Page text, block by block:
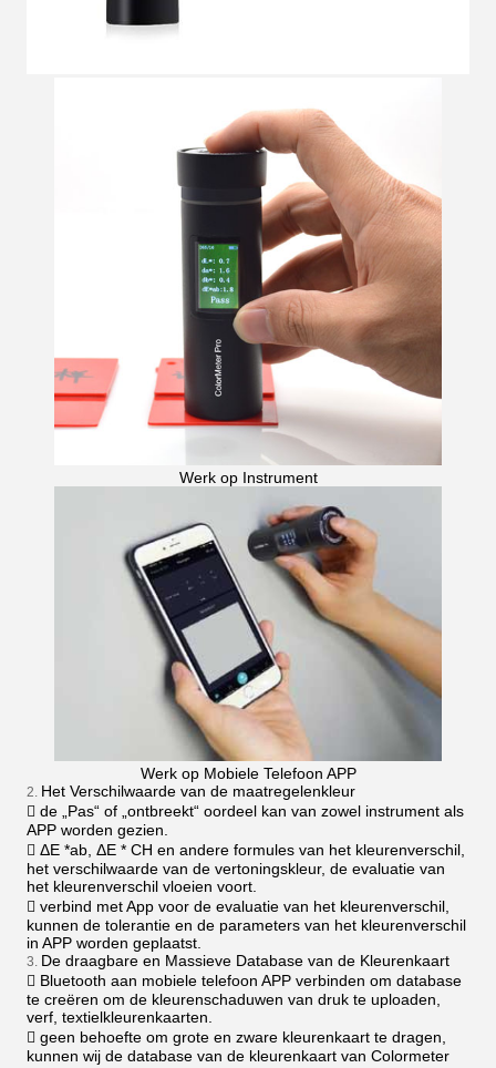
Werk op Instrument
Werk op Mobiele Telefoon APP
2. Het Verschilwaarde van de maatregelenkleur
 de „Pas“ of „ontbreekt“ oordeel kan van zowel instrument als
APP worden gezien.
 ΔE *ab, ΔE * CH en andere formules van het kleurenverschil,
het verschilwaarde van de vertoningskleur, de evaluatie van
het kleurenverschil vloeien voort.
 verbind met App voor de evaluatie van het kleurenverschil,
kunnen de tolerantie en de parameters van het kleurenverschil
in APP worden geplaatst.
3. De draagbare en Massieve Database van de Kleurenkaart
 Bluetooth aan mobiele telefoon APP verbinden om database
te creëren om de kleurenschaduwen van druk te uploaden,
verf, textielkleurenkaarten.
 geen behoefte om grote en zware kleurenkaart te dragen,
kunnen wij de database van de kleurenkaart van Colormeter